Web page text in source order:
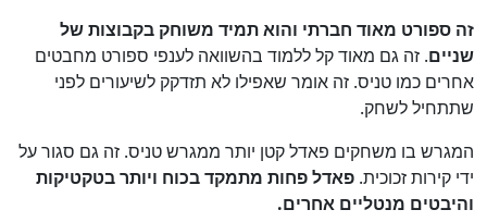
זה ספורט מאוד חברתי והוא תמיד משוחק בקבוצות של
שניים. זה גם מאוד קל ללמוד בהשוואה לענפי ספורט מחבטים
אחרים כמו טניס. זה אומר שאפילו לא תזדקק לשיעורים לפני
שתתחיל לשחק.
המגרש בו משחקים פאדל קטן יותר ממגרש טניס. זה גם סגור על
ידי קירות זכוכית. פאדל פחות מתמקד בכוח ויותר בטקטיקות
והיבטים מנטליים אחרים.